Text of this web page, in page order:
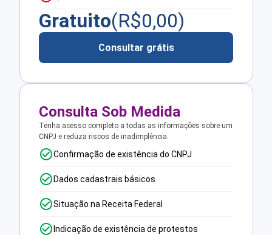
Gratuito(R$0,00)
Consultar grátis
Consulta Sob Medida
Tenha acesso completo a todas as informações sobre um
CNPJ e reduza riscos de inadimplência.
Confirmação de existência do CNPJ
Dados cadastrais básicos
Situação na Receita Federal
Indicação de existência de protestos